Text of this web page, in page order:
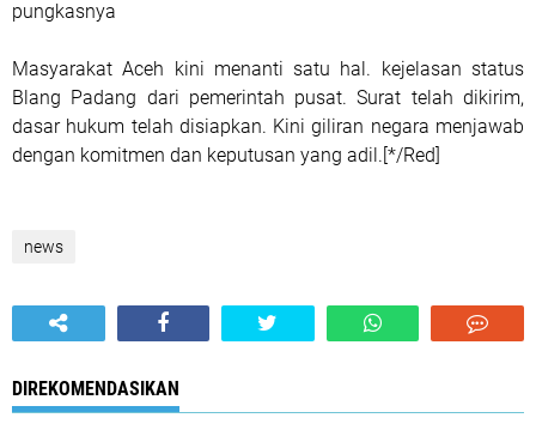
pungkasnya
Masyarakat Aceh kini menanti satu hal. kejelasan status
Blang Padang dari pemerintah pusat. Surat telah dikirim,
dasar hukum telah disiapkan. Kini giliran negara menjawab
dengan komitmen dan keputusan yang adil.[*/Red]
news
DIREKOMENDASIKAN